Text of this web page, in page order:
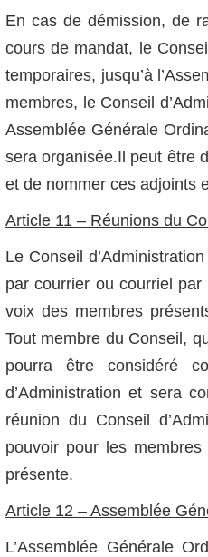
En cas de démission, de
cours de mandat, le
temporaires, jusqu’à
membres, le Conseil
Assemblée Générale
sera organisée.Il peut être
et de nommer ces adjoints
Article 11 – Réunions du
Le Conseil
par courrier ou courriel
voix des membres
Tout membre du Conseil,
pourra être considéré
d’Administration et sera
réunion du Conseil
pouvoir pour les
présente.
Article 12 – Assemblée
L’Assemblée Générale